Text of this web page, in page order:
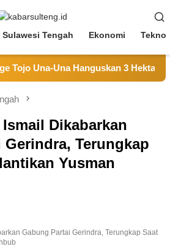
Sulawesi Tengah Ekonomi
Una-Una Hanguskan 3 Hektare
Dikabarkan
Gerindra, Terungkap
Yusman